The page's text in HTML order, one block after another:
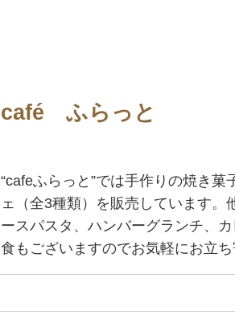
café ふらっと
“cafeふらっと”では手作りの焼き菓
ェ（全3種類）を販売しています。
ースパスタ、ハンバーグランチ、
食もございますのでお気軽にお立